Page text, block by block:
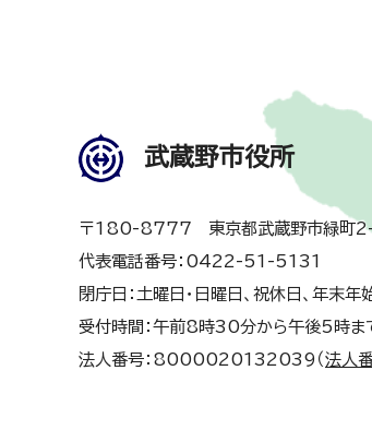
武蔵野市役所
〒180-8777 東京都武蔵野市緑町
代表電話番号：0422-51-5131
閉庁日：土曜日・日曜日、祝休日、年末
受付時間：午前8時30分から午後5時ま
法人番号：8000020132039（ 法人